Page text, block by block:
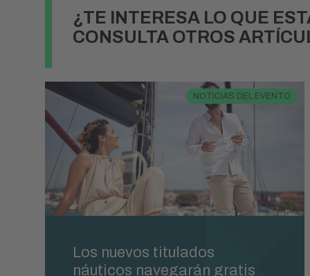
¿TE INTERESA LO QUE
CONSULTA OTROS
NOTICIAS DEL EVENTO
Los nuevos titulados
náuticos navegarán gratis